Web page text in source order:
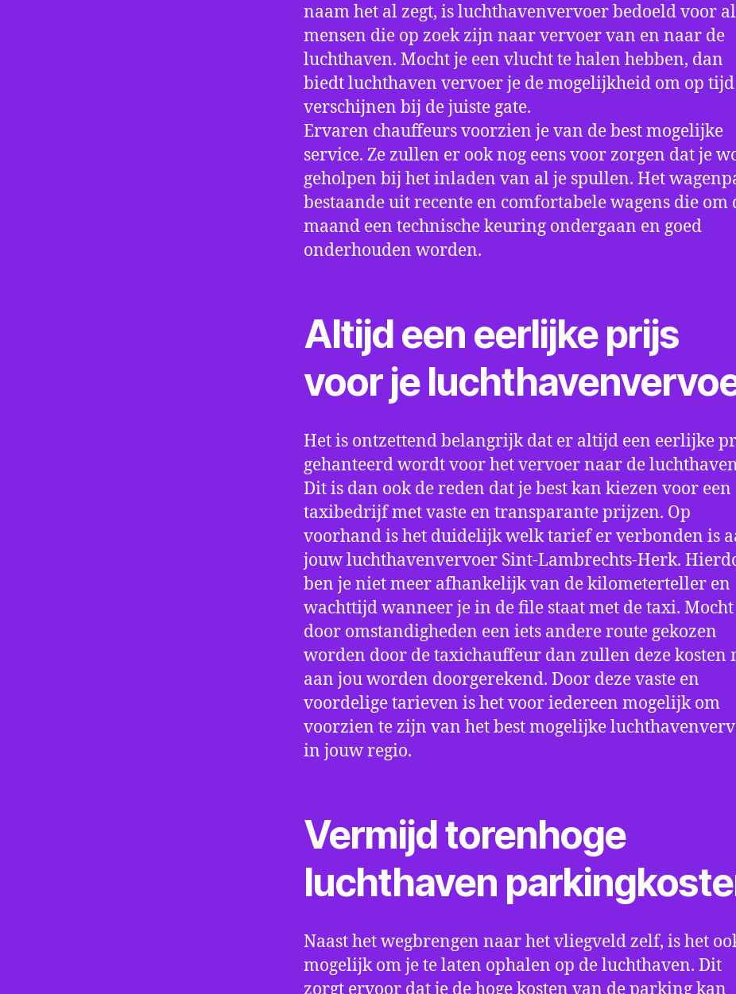
naam het al zegt, is luchthavenvervoer bedoeld voor
mensen die op zoek zijn naar vervoer van en naar de
luchthaven. Mocht je een vlucht te halen hebben, dan
biedt luchthaven vervoer je de mogelijkheid om op
verschijnen bij de juiste gate.
Ervaren chauffeurs voorzien je van de best mogelijke
service. Ze zullen er ook nog eens voor zorgen dat je
geholpen bij het inladen van al je spullen. Het
bestaande uit recente en comfortabele wagens die om
maand een technische keuring ondergaan en goed
onderhouden worden.
Altijd een eerlijke prijs
voor je
Het is ontzettend belangrijk dat er altijd een eerlijke
gehanteerd wordt voor het vervoer naar de
Dit is dan ook de reden dat je best kan kiezen voor een
taxibedrijf met vaste en transparante prijzen. Op
voorhand is het duidelijk welk tarief er verbonden is
jouw luchthavenvervoer Sint-Lambrechts-Herk.
ben je niet meer afhankelijk van de kilometerteller en
wachttijd wanneer je in de file staat met de taxi.
door omstandigheden een iets andere route gekozen
worden door de taxichauffeur dan zullen deze kosten
aan jou worden doorgerekend. Door deze vaste en
voordelige tarieven is het voor iedereen mogelijk om
voorzien te zijn van het best mogelijke
in jouw regio.
Vermijd torenhoge
luchthaven
Naast het wegbrengen naar het vliegveld zelf, is het
mogelijk om je te laten ophalen op de luchthaven. Dit
zorgt ervoor dat je de hoge kosten van de parking kan